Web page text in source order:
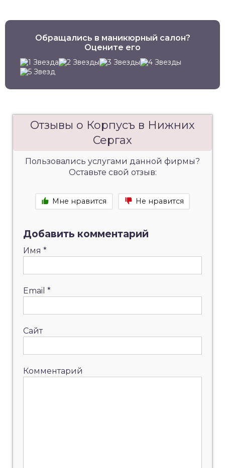
Обращались в маникюрный салон?
Оцените его
Отзывы о Корпусъ в Нижних
Сергах
Пользовались услугами данной фирмы?
Оставьте свой отзыв:
Мне нравится Не нравится
Добавить комментарий
Имя *
Email *
Сайт
Комментарий